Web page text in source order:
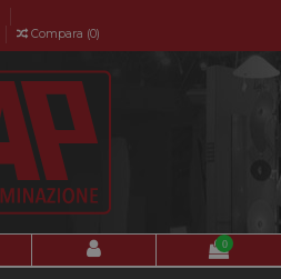
Compara (0)
0